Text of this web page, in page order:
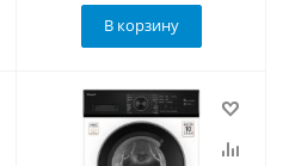
В корзину